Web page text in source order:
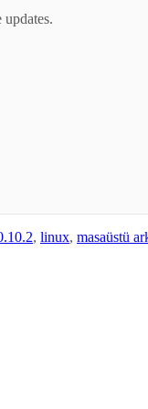
, linux, masaüstü